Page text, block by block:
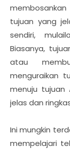
tujuan yang
sendiri,
Biasanya,
atau
menguraikan
menuju tujuan
jelas dan
Ini mungkin
mempelajari